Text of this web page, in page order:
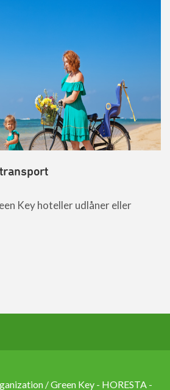
Key hoteller udlåner eller
/ Green Key - HORESTA -